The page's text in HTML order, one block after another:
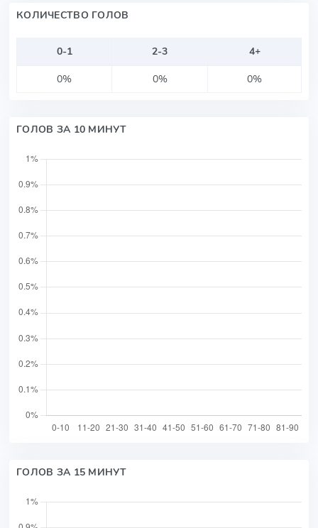
КОЛИЧЕСТВО ГОЛОВ
0-1 2-3
4+
0%
0% 0%
ГОЛОВ ЗА 10 МИНУТ
ГОЛОВ ЗА 15 МИНУТ